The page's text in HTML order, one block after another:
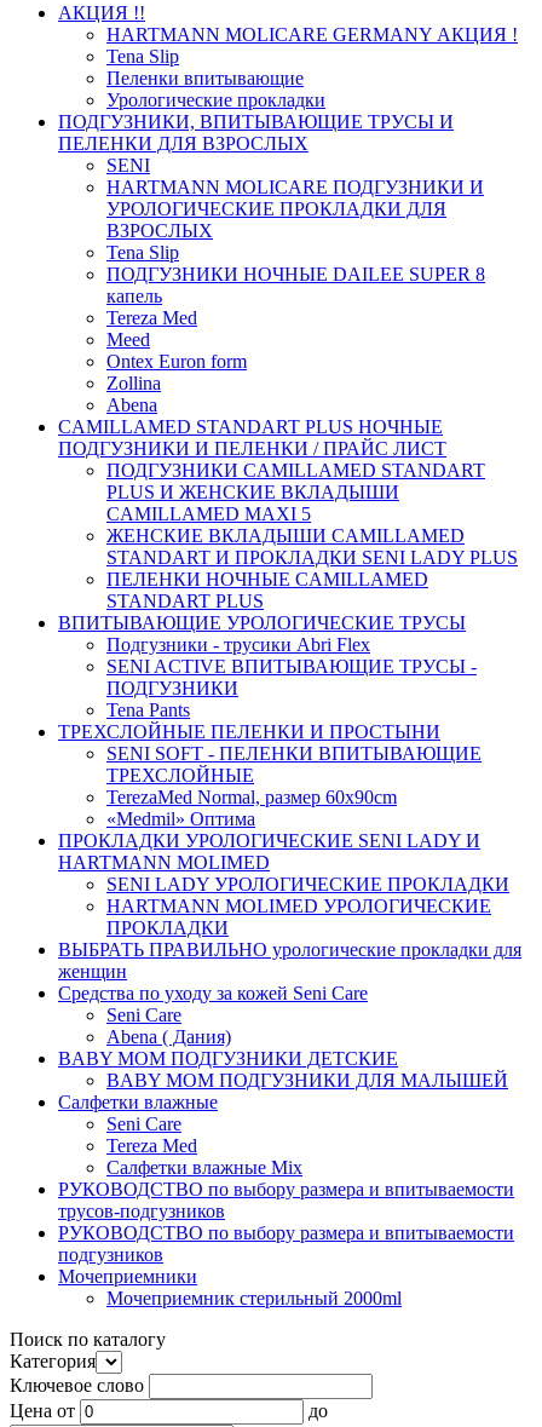
АКЦИЯ !!
HARTMANN MOLICARE GERMANY АКЦИЯ !
Tena Slip
Пеленки впитывающие
Урологические прокладки
ПОДГУЗНИКИ, ВПИТЫВАЮЩИЕ ТРУСЫ И
ПЕЛЕНКИ ДЛЯ ВЗРОСЛЫХ
SENI
HARTMANN MOLICARE ПОДГУЗНИКИ И
УРОЛОГИЧЕСКИЕ ПРОКЛАДКИ ДЛЯ
ВЗРОСЛЫХ
Tena Slip
ПОДГУЗНИКИ НОЧНЫЕ DAILEE SUPER 8
капель
Tereza Med
Meed
Ontex Euron form
Zollina
Abena
CAMILLAMED STANDART PLUS НОЧНЫЕ
ПОДГУЗНИКИ И ПЕЛЕНКИ / ПРАЙС ЛИСТ
ПОДГУЗНИКИ CAMILLAMED STANDART
PLUS И ЖЕНСКИЕ ВКЛАДЫШИ
CAMILLAMED MAXI 5
ЖЕНСКИЕ ВКЛАДЫШИ CAMILLAMED
STANDART И ПРОКЛАДКИ SENI LADY PLUS
ПЕЛЕНКИ НОЧНЫЕ CAMILLAMED
STANDART PLUS
ВПИТЫВАЮЩИЕ УРОЛОГИЧЕСКИЕ ТРУСЫ
Подгузники - трусики Abri Flex
SENI ACTIVE ВПИТЫВАЮЩИЕ ТРУСЫ -
ПОДГУЗНИКИ
Tena Pants
ТРЕХСЛОЙНЫЕ ПЕЛЕНКИ И ПРОСТЫНИ
SENI SOFT - ПЕЛЕНКИ ВПИТЫВАЮЩИЕ
ТРЕХСЛОЙНЫЕ
TerezaMed Normal, размер 60x90cm
«Medmil» Оптима
ПРОКЛАДКИ УРОЛОГИЧЕСКИЕ SENI LADY И
HARTMANN MOLIMED
SENI LADY УРОЛОГИЧЕСКИЕ ПРОКЛАДКИ
HARTMANN MOLIMED УРОЛОГИЧЕСКИЕ
ПРОКЛАДКИ
ВЫБРАТЬ ПРАВИЛЬНО урологические прокладки для
женщин
Средства по уходу за кожей Seni Care
Seni Care
Abena ( Дания)
BABY MOM ПОДГУЗНИКИ ДЕТСКИЕ
BABY MOM ПОДГУЗНИКИ ДЛЯ МАЛЫШЕЙ
Салфетки влажные
Seni Care
Tereza Med
Салфетки влажные Mix
РУКОВОДСТВО по выбору размера и впитываемости
трусов-подгузников
РУКОВОДСТВО по выбору размера и впитываемости
подгузников
Мочеприемники
Мочеприемник стерильный 2000ml
Поиск по каталогу
Категория
Ключевое слово
Цена от до